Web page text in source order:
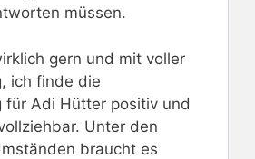
müssen.
gern und mit voller
ich finde die
für Adi Hütter positiv und
Unter den
braucht es